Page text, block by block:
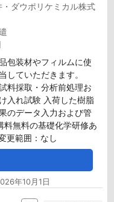
ダウポリケミカル株式
包装材やフィルムに使
していただきます。
料採取・分析前処理お
入れ試験 入荷した樹脂
のデータ入力および管
無料の基礎化学研修あ
更範囲：なし
年10月1日